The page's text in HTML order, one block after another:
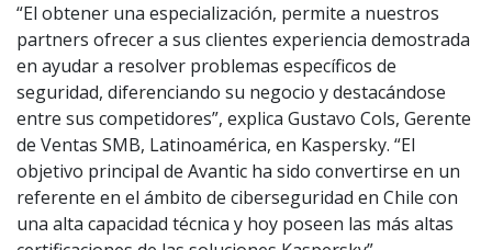
“El obtener una especialización, permite a nuestros
partners ofrecer a sus clientes experiencia demostrada
en ayudar a resolver problemas específicos de
seguridad, diferenciando su negocio y destacándose
entre sus competidores”, explica Gustavo Cols, Gerente
de Ventas SMB, Latinoamérica, en Kaspersky. “El
objetivo principal de Avantic ha sido convertirse en un
referente en el ámbito de ciberseguridad en Chile con
una alta capacidad técnica y hoy poseen las más altas